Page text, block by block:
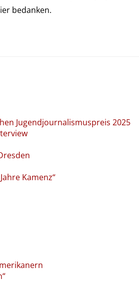
bedanken.
Jugendjournalismuspreis 2025
Kamenz“